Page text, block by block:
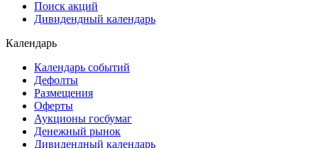
Поиск акций
Дивидендный календарь
Календарь
Календарь событий
Дефолты
Размещения
Оферты
Аукционы госбумаг
Денежный рынок
Дивидендный календарь